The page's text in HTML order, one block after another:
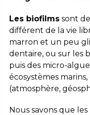
Les biofilms sont
différent de la vie
marron et un peu
dentaire, ou sur les
puis des micro-
écosystèmes
(atmosphère,
Nous savons que